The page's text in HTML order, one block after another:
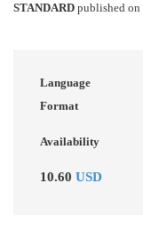
STANDARD published on
Language
Format
Availability
10.60 USD